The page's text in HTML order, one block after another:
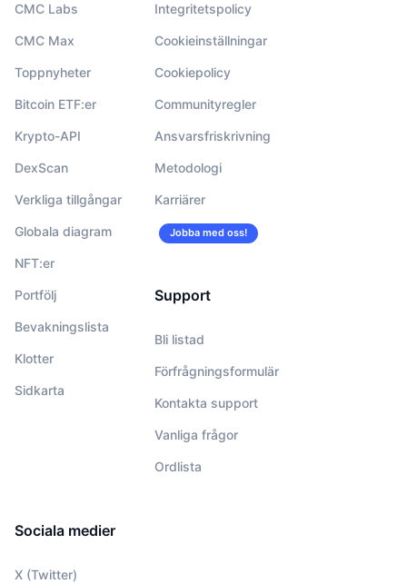
CMC Labs
CMC Max
Toppnyheter
Bitcoin ETF:er
Krypto-API
DexScan
Verkliga tillgångar
Globala diagram
NFT:er
Portfölj
Bevakningslista
Klotter
Sidkarta
Integritetspolicy
Cookieinställningar
Cookiepolicy
Communityregler
Ansvarsfriskrivning
Metodologi
Karriärer
Jobba med oss!
Support
Bli listad
Förfrågningsformulär
Kontakta support
Vanliga frågor
Ordlista
Sociala medier
X (Twitter)